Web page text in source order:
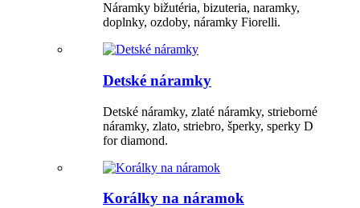
Náramky bižutéria, bizuteria, naramky,
doplnky, ozdoby, náramky Fiorelli.
Detské náramky
Detské náramky, zlaté náramky, strieborné
náramky, zlato, striebro, šperky, sperky D
for diamond.
Korálky na náramok